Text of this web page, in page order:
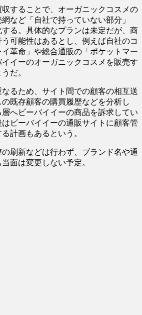
することで、オーガニックコスメの
など「自社で持っていない部分」
する。具体的なプランは未定だが、商
可能性はあるとし、例えば自社のコ
革命」や総合通販の「ポケットマー
イーのオーガニックコスメを販売す
だ。
るため、サイト間での顧客の相互送
既存顧客の購買履歴などを分析し
へビーバイイーの商品を訴求してい
ビーバイイーの通販サイトに顧客管
計画もあるという。
刷新などは行わず、ブランド名や通
面は変更しない予定。